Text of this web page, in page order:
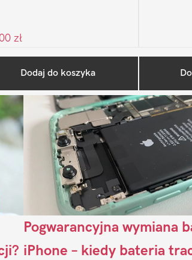
zł
Dodaj do koszykaOstatnio na
Pogwarancyjna wymiana
iPhone – kiedy bateria